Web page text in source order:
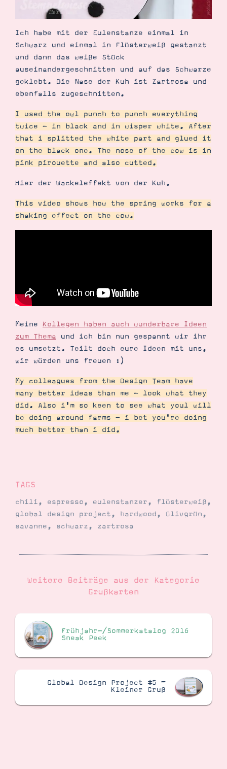
Ich habe mit der Eulenstanze einmal in
Schwarz und einmal in Flüsterweiß gestanzt
und dann das weiße Stück
auseinandergeschnitten und auf das Schwarze
geklebt. Die Nase der Kuh ist Zartrosa und
ebenfalls zugeschnitten.
I used the owl punch to punch everything
twice - in black and in wisper white. After
that i splitted the white part and glued it
on the black one. The nose of the cow is in
pink pirouette and also cutted.
Hier der Wackeleffekt von der Kuh.
This video shows how the spring works for a
shaking effect on the cow.
Meine Kollegen haben auch wunderbare Ideen
zum Thema und ich bin nun gespannt wir ihr
es umsetzt. Teilt doch eure Ideen mit uns,
wir würden uns freuen :)
My colleagues from the Design Team have
many better ideas than me - look what they
did. Also i'm so keen to see what youl will
be doing around farms - i bet you're doing
much better than i did.
TAGS
chili, espresso, eulenstanzer, flüsterweiß,
global design project, hardwood, Olivgrün,
savanne, schwarz, zartrosa
Weitere Beiträge aus der Kategorie
Grußkarten
Frühjahr-/Sommerkatalog 2016
Sneak Peek
Global Design Project #5 –
Kleiner Gruß